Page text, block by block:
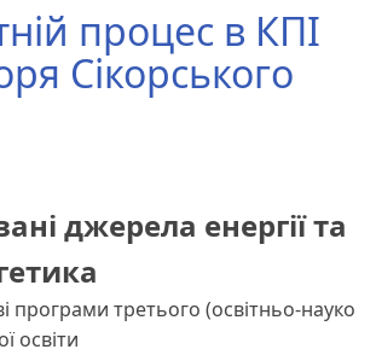
процес в КПІ
Сікорського
джерела енергії та
програми третього (освітньо-науко
освіти